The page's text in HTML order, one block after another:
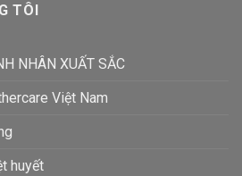
TÔI
NHÂN XUẤT SẮC
Việt Nam
huyết